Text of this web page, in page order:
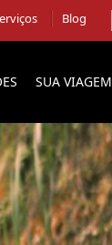
Blog
SUA VIAGEM